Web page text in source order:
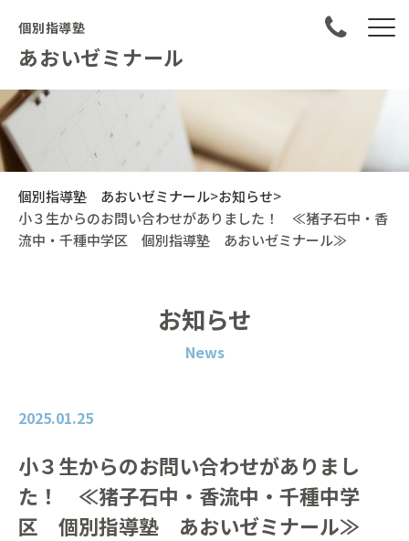
個別指導塾
あおいゼミナール
個別指導塾 あおいゼミナール>お知らせ>
小３生からのお問い合わせがありました！ ≪猪子石中・香
流中・千種中学区 個別指導塾 あおいゼミナール≫
お知らせ
News
2025.01.25
小３生からのお問い合わせがありまし
た！ ≪猪子石中・香流中・千種中学
区 個別指導塾 あおいゼミナール≫